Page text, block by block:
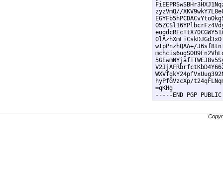
zyzVmQ//
wIpPnzhQAA+/
hyPfGVzcXp/
=qKHg